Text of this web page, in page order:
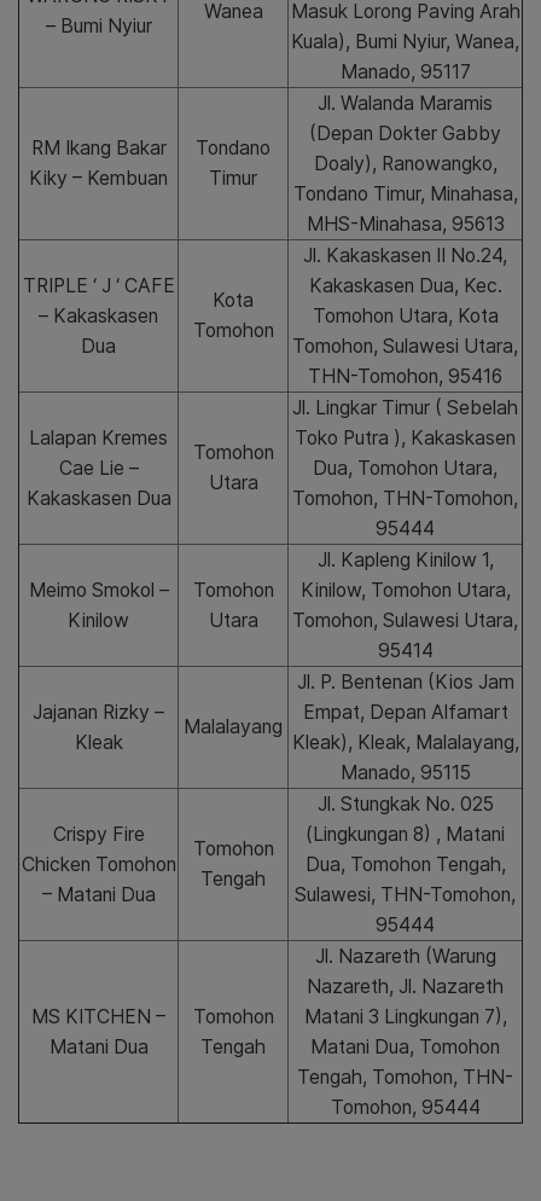
– Bumi Nyiur
Wanea
Masuk Lorong Paving Arah
Kuala), Bumi Nyiur, Wanea,
Manado, 95117
RM Ikang Bakar
Kiky – Kembuan
Tondano
Timur
Jl. Walanda Maramis
(Depan Dokter Gabby
Doaly), Ranowangko,
Tondano Timur, Minahasa,
MHS-Minahasa, 95613
TRIPLE ‘ J ‘ CAFE
– Kakaskasen
Dua
Kota
Tomohon
Jl. Kakaskasen II No.24,
Kakaskasen Dua, Kec.
Tomohon Utara, Kota
Tomohon, Sulawesi Utara,
THN-Tomohon, 95416
Lalapan Kremes
Cae Lie –
Kakaskasen Dua
Tomohon
Utara
Jl. Lingkar Timur ( Sebelah
Toko Putra ), Kakaskasen
Dua, Tomohon Utara,
Tomohon, THN-Tomohon,
95444
Meimo Smokol –
Kinilow
Tomohon
Utara
Jl. Kapleng Kinilow 1,
Kinilow, Tomohon Utara,
Tomohon, Sulawesi Utara,
95414
Jajanan Rizky –
Kleak
Malalayang
Jl. P. Bentenan (Kios Jam
Empat, Depan Alfamart
Kleak), Kleak, Malalayang,
Manado, 95115
Crispy Fire
Chicken Tomohon
– Matani Dua
Tomohon
Tengah
Jl. Stungkak No. 025
(Lingkungan 8) , Matani
Dua, Tomohon Tengah,
Sulawesi, THN-Tomohon,
95444
MS KITCHEN –
Matani Dua
Tomohon
Tengah
Jl. Nazareth (Warung
Nazareth, Jl. Nazareth
Matani 3 Lingkungan 7),
Matani Dua, Tomohon
Tengah, Tomohon, THN-
Tomohon, 95444